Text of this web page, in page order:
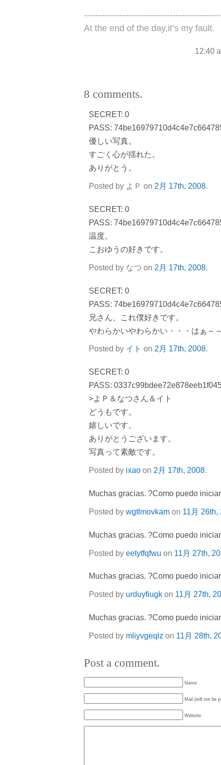
At the end of the day,it’s my fault.
12:40
8 comments.
SECRET: 0
PASS:
優しい写真。
すごく心が揺れた。
ありがとう。
Posted by よＰ on 2月 17th, 2008.
SECRET: 0
PASS:
温度。
こおゆうの好きです。
Posted by なつ on 2月 17th, 2008.
SECRET: 0
PASS:
兄さん、これ僕好きです。
やわらかいやわらかい・・・はぁ～
Posted by イト on 2月 17th, 2008.
SECRET: 0
PASS:
>よＰ＆なつさん＆イト
どうもです。
嬉しいです。
ありがとうございます。
写真って素敵です。
Posted by ixao on 2月 17th, 2008.
Muchas gracias. ?Como puedo
Posted by wgtlmovkam on 11月 26th,
Muchas gracias. ?Como puedo
Posted by eetytfqfwu on 11月 27th,
Muchas gracias. ?Como puedo
Posted by urduyfiugk on 11月 27th,
Muchas gracias. ?Como puedo
Posted by mliyvgeqlz on 11月 28th,
Post a comment.
Name
Mail (will not be
Website